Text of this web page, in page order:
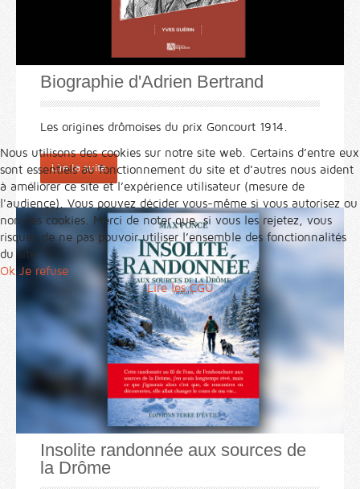
Biographie d'Adrien Bertrand
Les origines drômoises du prix Goncourt 1914.
Lire la suite
Insolite randonnée aux sources de
la Drôme
Nous utilisons des cookies sur notre site web. Certains d’entre eux
sont essentiels au fonctionnement du site et d’autres nous aident
à améliorer ce site et l’expérience utilisateur (mesure de
l'audience). Vous pouvez décider vous-même si vous autorisez ou
non ces cookies. Merci de noter que, si vous les rejetez, vous
risquez de ne pas pouvoir utiliser l’ensemble des fonctionnalités
du site.
Ok Je refuse
Lire les CGU